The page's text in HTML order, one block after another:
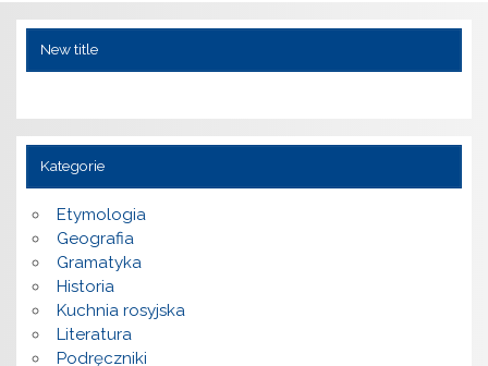
New title
Kategorie
Etymologia
Geografia
Gramatyka
Historia
Kuchnia rosyjska
Literatura
Podręczniki